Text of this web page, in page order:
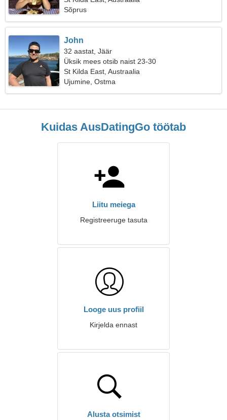
Sõprus
John
32 aastat, Jäär
Üksik mees otsib naist 23-30
St Kilda East, Austraalia
Ujumine, Ostma
Kuidas AusDatingGo töötab
Liitu meiega
Registreeruge tasuta
Looge uus profiil
Kirjelda ennast
Alusta otsimist